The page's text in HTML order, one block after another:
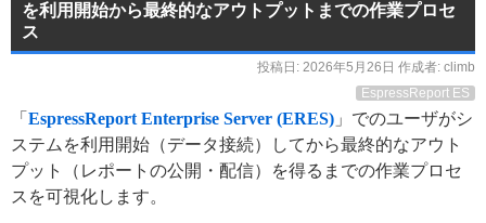
を利用開始から最終的なアウトプットまでの作業プロセ
ス
投稿日: 2026年5月26日 作成者: climb
EspressReport ES
「 EspressReport Enterprise Server (ERES) 」でのユーザがシ
ステムを利用開始（データ接続）してから最終的なアウト
プット（レポートの公開・配信）を得るまでの作業プロセ
スを可視化します。